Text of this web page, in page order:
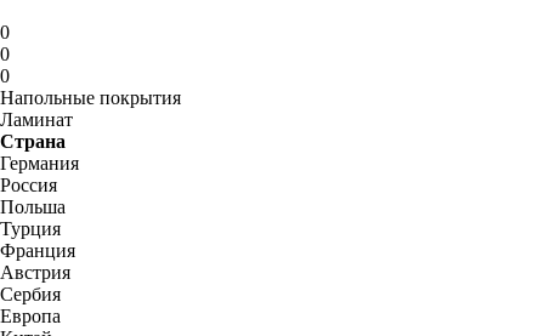
0
0
0
Напольные покрытия
Ламинат
Страна
Германия
Россия
Польша
Турция
Франция
Австрия
Сербия
Европа